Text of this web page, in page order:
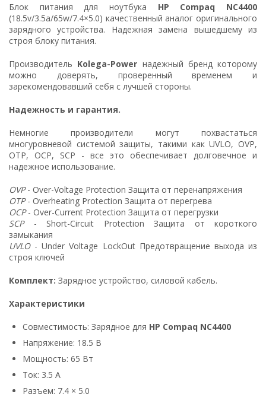
Блок питания для ноутбука HP Compaq NC4400
(18.5v/3.5a/65w/7.4×5.0) качественный аналог оригинального
зарядного устройства. Надежная замена вышедшему из
строя блоку питания.
Производитель Kolega-Power надежный бренд которому
можно доверять, проверенный временем и
зарекомендовавший себя с лучшей стороны.
Надежность и гарантия.
Немногие производители могут похвастаться
многуровневой системой защиты, такими как UVLO, OVP,
OTP, OCP, SCP - все это обеспечивает долговечное и
надежное использование.
OVP- Over-Voltage Protection Защита от перенапряжения
OTP- Overheating Protection Защита от перегрева
OCP- Over-Current Protection Защита от перегрузки
SCP- Short-Circuit Protection Защита от короткого
замыкания
UVLO- Under Voltage LockOut Предотвращение выхода из
строя ключей
Комплект: Зарядное устройство, силовой кабель.
Характеристики
Совместимость: Зарядное для HP Compaq NC4400
Напряжение: 18.5 В
Мощность: 65 Вт
Ток: 3.5 А
Разъем: 7.4 × 5.0